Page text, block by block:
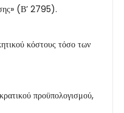
(Β’ 2795).
κόστους τόσο των
προϋπολογισμού,